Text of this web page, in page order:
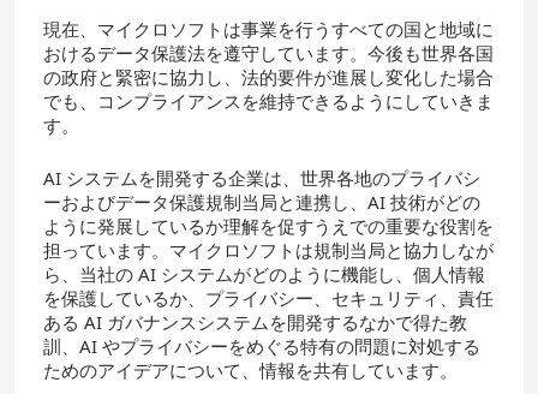
現在、マイクロソフトは事業を行うすべての国と地域に
おけるデータ保護法を遵守しています。今後も世界各国
の政府と緊密に協力し、法的要件が進展し変化した場合
でも、コンプライアンスを維持できるようにしていきま
す。
AI システムを開発する企業は、世界各地のプライバシ
ーおよびデータ保護規制当局と連携し、AI 技術がどの
ように発展しているか理解を促すうえでの重要な役割を
担っています。マイクロソフトは規制当局と協力しなが
ら、当社の AI システムがどのように機能し、個人情報
を保護しているか、プライバシー、セキュリティ、責任
ある AI ガバナンスシステムを開発するなかで得た教
訓、AI やプライバシーをめぐる特有の問題に対処する
ためのアイデアについて、情報を共有しています。